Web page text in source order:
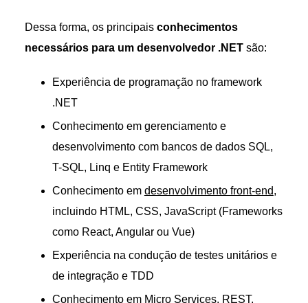
Dessa forma, os principais conhecimentos
necessários para um desenvolvedor .NET são:
Experiência de programação no framework
.NET
Conhecimento em gerenciamento e
desenvolvimento com bancos de dados SQL,
T-SQL, Linq e Entity Framework
Conhecimento em desenvolvimento front-end,
incluindo HTML, CSS, JavaScript (Frameworks
como React, Angular ou Vue)
Experiência na condução de testes unitários e
de integração e TDD
Conhecimento em Micro Services, REST,